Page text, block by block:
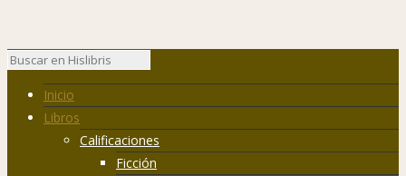
Inicio
Libros
Calificaciones
Ficción